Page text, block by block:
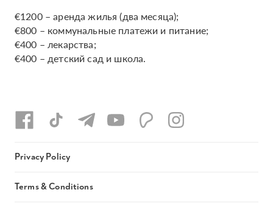
€1200 – аренда жилья (два месяца);
€800 – коммунальные платежи и питание;
€400 – лекарства;
€400 – детский сад и школа.
Privacy Policy
Terms & Conditions